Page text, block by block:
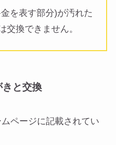
を表す部分)が汚れた
交換できません。
と交換
ページに記載されてい